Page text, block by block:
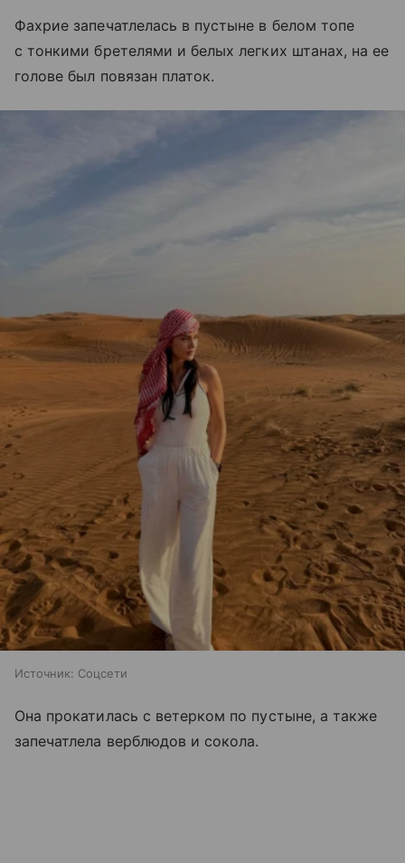
Фахрие запечатлелась в пустыне в белом топе
с тонкими бретелями и белых легких штанах, на ее
голове был повязан платок.
Источник: Соцсети
Она прокатилась с ветерком по пустыне, а также
запечатлела верблюдов и сокола.